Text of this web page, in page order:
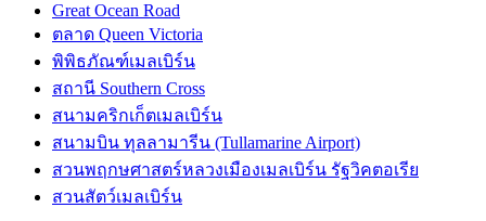
Great Ocean Road
ตลาด Queen Victoria
พิพิธภัณฑ์เมลเบิร์น
สถานี Southern Cross
สนามคริกเก็ตเมลเบิร์น
สนามบิน ทุลลามารีน (Tullamarine Airport)
สวนพฤกษศาสตร์หลวงเมืองเมลเบิร์น รัฐวิคตอเรีย
สวนสัตว์เมลเบิร์น